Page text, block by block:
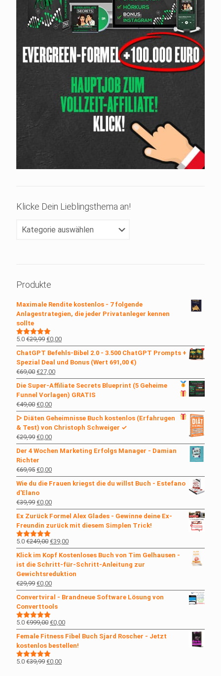
Klicke Dein Lieblingsthema an!
Dein
Produkte
Maximale Rendite kostenlos - 7 folgende
Anlagestrategien, die jeder Privatanleger kennen
sollte
Bewertet
mit5.00
von 5
5.0 €29,99 Ursprünglicher
Preis
war:
€29,99
€0,00Aktueller
Preis
ist:
€0,00.
ChatGPT Befehls-Bibel 2.0 - 3.500 ChatGPT Prompts +
Spezial Deal und Bonus (Wert 691,00 €)
€69,00 Ursprünglicher
Preis
war:
€69,00
€27,00Aktueller
Preis
ist:
€27,00.
Die Super-Affiliate Secrets Blueprint (5 Geheime
Funnel Vorlagen) GRATIS
€49,00 Ursprünglicher
Preis
war:
€49,00
€0,00Aktueller
Preis
ist:
€0,00.
▷ Diäten Geheimnisse Buch kostenlos (Erfahrugen
& Test) von Christoph Schweiger ✓
€29,99 Ursprünglicher
Preis
war:
€29,99
€0,00Aktueller
Preis
ist:
Der 4 Wochen Marketing Erfolgs Manager - Damian
Richter
€69,95 Ursprünglicher
Preis
war:
€69,95
€0,00Aktueller
Preis
ist:
Wie du die Frauen kriegst die du willst Buch - Estefano
d'Elano
€39,99 Ursprünglicher
Preis
war:
€39,99
€0,00Aktueller
Preis
ist:
€0,00.
Ex Zurück Formel Alex Glades - Gewinne deine Ex-
Freundin zurück mit diesem Simplen Trick!
Bewertet
mit5.00
von 5
5.0 €249,00 Ursprünglicher
Preis
war:
€249,00
€39,00Aktueller
Preis
ist:
€39,00.
Klick im Kopf Kostenloses Buch von Tim Gelhausen -
ist die Schritt-für-Schritt-Anleitung zur
Gewichtsreduktion
€29,99 Ursprünglicher
Preis
war:
€29,99
€0,00Aktueller
Preis
ist:
€0,00.
Convertviral - Brandneue Software Lösung von
Converttools
Bewertet
mit5.00
von 5
5.0 €999,00 Ursprünglicher
Preis
war:
€999,00
€0,00Aktueller
Preis
ist:
€0,00.
Female Fitness Fibel Buch Sjard Roscher - Jetzt
kostenlos bestellen!
Bewertet
5.0 €39,99 Ursprünglicher
€0,00Aktueller